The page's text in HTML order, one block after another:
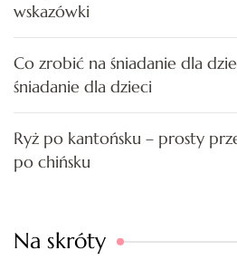
wskazówki
Co zrobić na śniadanie dla
śniadanie dla dzieci
Ryż po kantońsku – prosty
po chińsku
Na skróty